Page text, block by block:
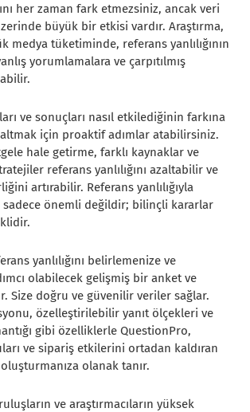
her zaman fark etmezsiniz, ancak veri
büyük bir etkisi vardır. Araştırma,
medya tüketiminde, referans yanlılığının
yorumlamalara ve çarpıtılmış
ve sonuçları nasıl etkilediğinin farkına
için proaktif adımlar atabilirsiniz.
hale getirme, farklı kaynaklar ve
referans yanlılığını azaltabilir ve
artırabilir. Referans yanlılığıyla
sadece önemli değildir; bilinçli kararlar
yanlılığını belirlemenize ve
olabilecek gelişmiş bir anket ve
Size doğru ve güvenilir veriler sağlar.
özelleştirilebilir yanıt ölçekleri ve
gibi özelliklerle QuestionPro,
ve sipariş etkilerini ortadan kaldıran
olanak tanır.
ve araştırmacıların yüksek